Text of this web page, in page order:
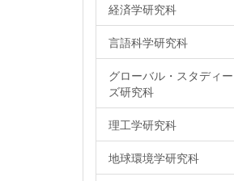
経済学研究科
言語科学研究科
グローバル・スタディー
ズ研究科
理工学研究科
地球環境学研究科